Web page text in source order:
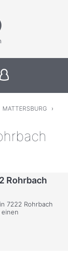
MATTERSBURG
›
Rohrbach
7222 Rohrbach